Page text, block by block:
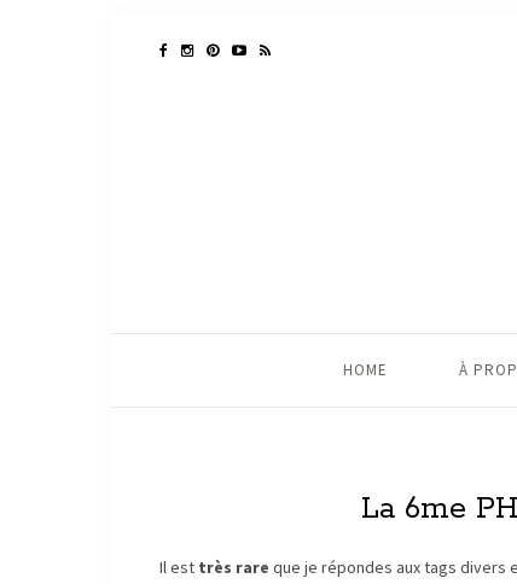
HOME À
La 6me
Il est très rare que je répondes aux tags divers